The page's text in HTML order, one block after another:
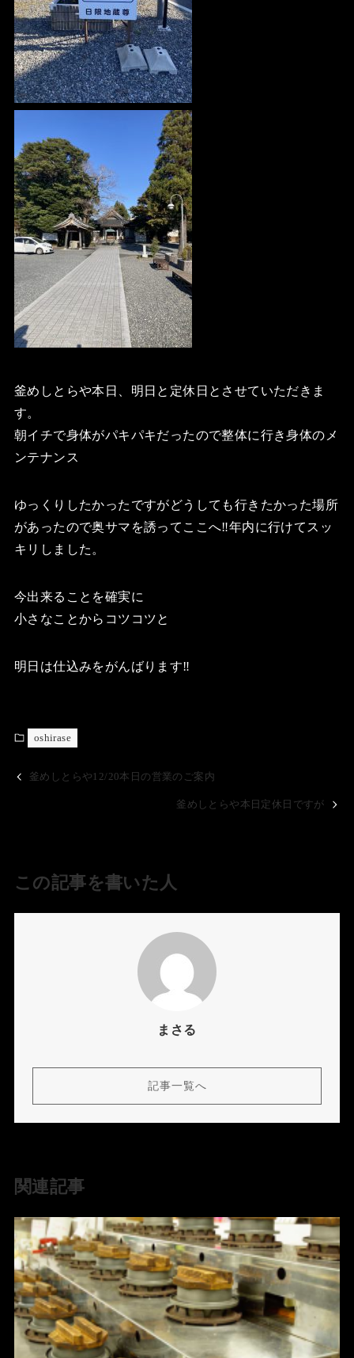
釜めしとらや本日、明日と定休日とさせていただきま
す。
朝イチで身体がパキパキだったので整体に行き身体のメ
ンテナンス
ゆっくりしたかったですがどうしても行きたかった場所
があったので奥サマを誘ってここへ‼️年内に行けてスッ
キリしました。
今出来ることを確実に
小さなことからコツコツと
明日は仕込みをがんばります‼️
oshirase
釜めしとらや12/20本日の営業のご案内
釜めしとらや本日定休日ですが
この記事を書いた人
まさる
記事一覧へ
関連記事